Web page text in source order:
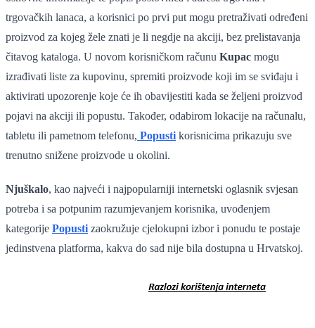
trgovačkih lanaca, a korisnici po prvi put mogu pretraživati određeni
proizvod za kojeg žele znati je li negdje na akciji, bez prelistavanja
čitavog kataloga. U novom korisničkom računu Kupac mogu
izrađivati liste za kupovinu, spremiti proizvode koji im se sviđaju i
aktivirati upozorenje koje će ih obavijestiti kada se željeni proizvod
pojavi na akciji ili popustu. Također, odabirom lokacije na računalu,
tabletu ili pametnom telefonu, Popusti korisnicima prikazuju sve
trenutno snižene proizvode u okolini.
Njuškalo, kao najveći i najpopularniji internetski oglasnik svjesan
potreba i sa potpunim razumjevanjem korisnika, uvođenjem
kategorije Popusti zaokružuje cjelokupni izbor i ponudu te postaje
jedinstvena platforma, kakva do sad nije bila dostupna u Hrvatskoj.